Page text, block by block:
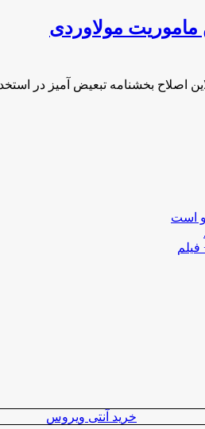
ماموریت مولاوردی
اصلاح بخشنامه تبعیض آمیز در
است
خرید آنتی ویروس